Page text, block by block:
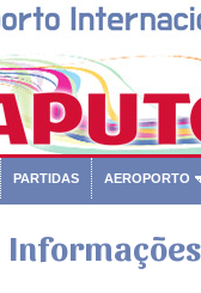
PARTIDAS AEROPORTO
Informações